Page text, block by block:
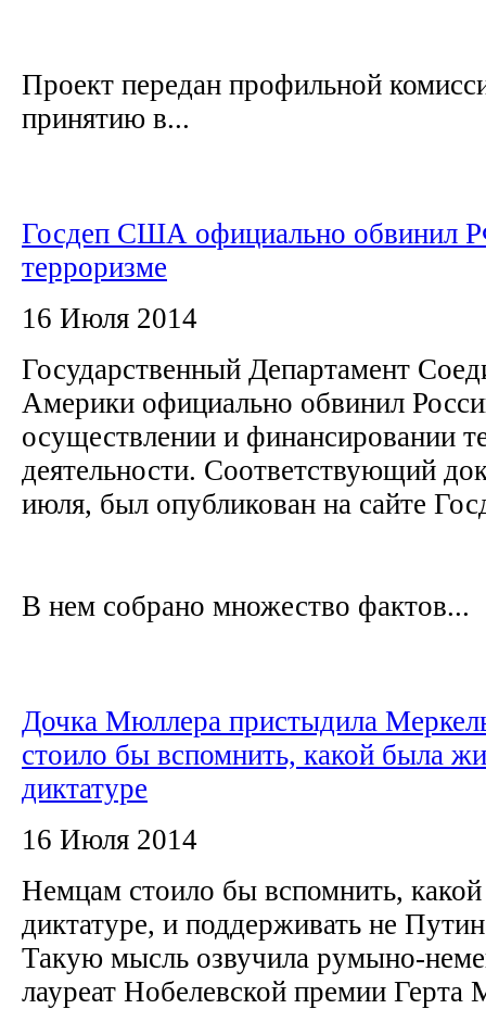
Проект передан профильной
принятию в...
Госдеп США официально обвинил
терроризме
16 Июля 2014
Государственный Департамент
Америки официально обвинил
осуществлении и финансировании
деятельности. Соответствующий
июля, был опубликован на сайте
В нем собрано множество фактов...
Дочка Мюллера пристыдила
стоило бы вспомнить, какой была
диктатуре
16 Июля 2014
Немцам стоило бы вспомнить,
диктатуре, и поддерживать не
Такую мысль озвучила румыно-
лауреат Нобелевской премии